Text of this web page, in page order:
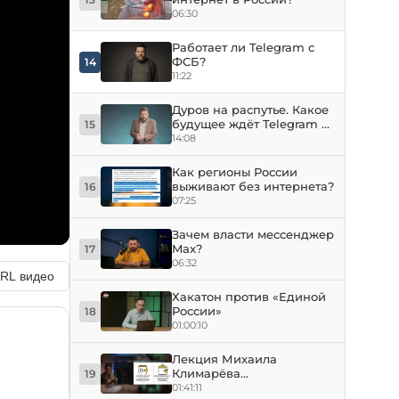
видео
06:30
14
Работает ли Telegram с
ФСБ?
11:22
15
Дуров на распутье. Какое
будущее ждёт Telegram в
России?
14:08
16
Как регионы России
выживают без интернета?
07:25
17
Зачем власти мессенджер
Max?
06:32
18
Хакатон против «Единой
России»
01:00:10
19
Лекция Михаила
Климарёва
«Криптовалюты без
01:41:11